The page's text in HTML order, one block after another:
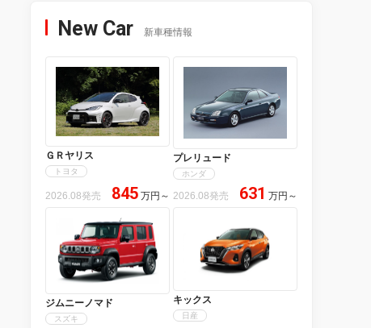
New Car 新車種情報
ＧＲヤリス
トヨタ
2026.08発売 845 万円 ～
プレリュード
ホンダ
2026.08発売 631 万円 ～
ジムニーノマド
スズキ
キックス
日産